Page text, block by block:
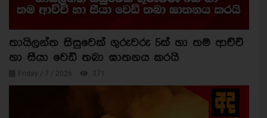
තායිලන්ත සිසුවෙක් ගුරුවරු 5ක් හා තම ආච්චි
හා සීයා වෙඩි තබා ඝාතනය කරයි
Friday / 7 / 2026 371